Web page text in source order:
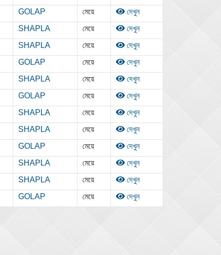
GOLAP মেয়ে দেখুন
SHAPLA মেয়ে দেখুন
SHAPLA মেয়ে দেখুন
GOLAP মেয়ে দেখুন
SHAPLA মেয়ে দেখুন
GOLAP মেয়ে দেখুন
SHAPLA মেয়ে দেখুন
SHAPLA মেয়ে দেখুন
GOLAP মেয়ে দেখুন
SHAPLA মেয়ে দেখুন
SHAPLA মেয়ে দেখুন
GOLAP মেয়ে দেখুন